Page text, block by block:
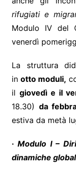
rifugiati e
Modulo IV del
venerdì
La struttura
in otto moduli,
il giovedì e il
18.30) da
estiva da metà
·Modulo I –
dinamiche